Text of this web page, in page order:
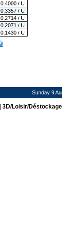
0,4000 / U
0,3357 / U
0,2714 / U
0,2071 / U
0,1430 / U
Sunday 9
3D/Loisir/Déstockage